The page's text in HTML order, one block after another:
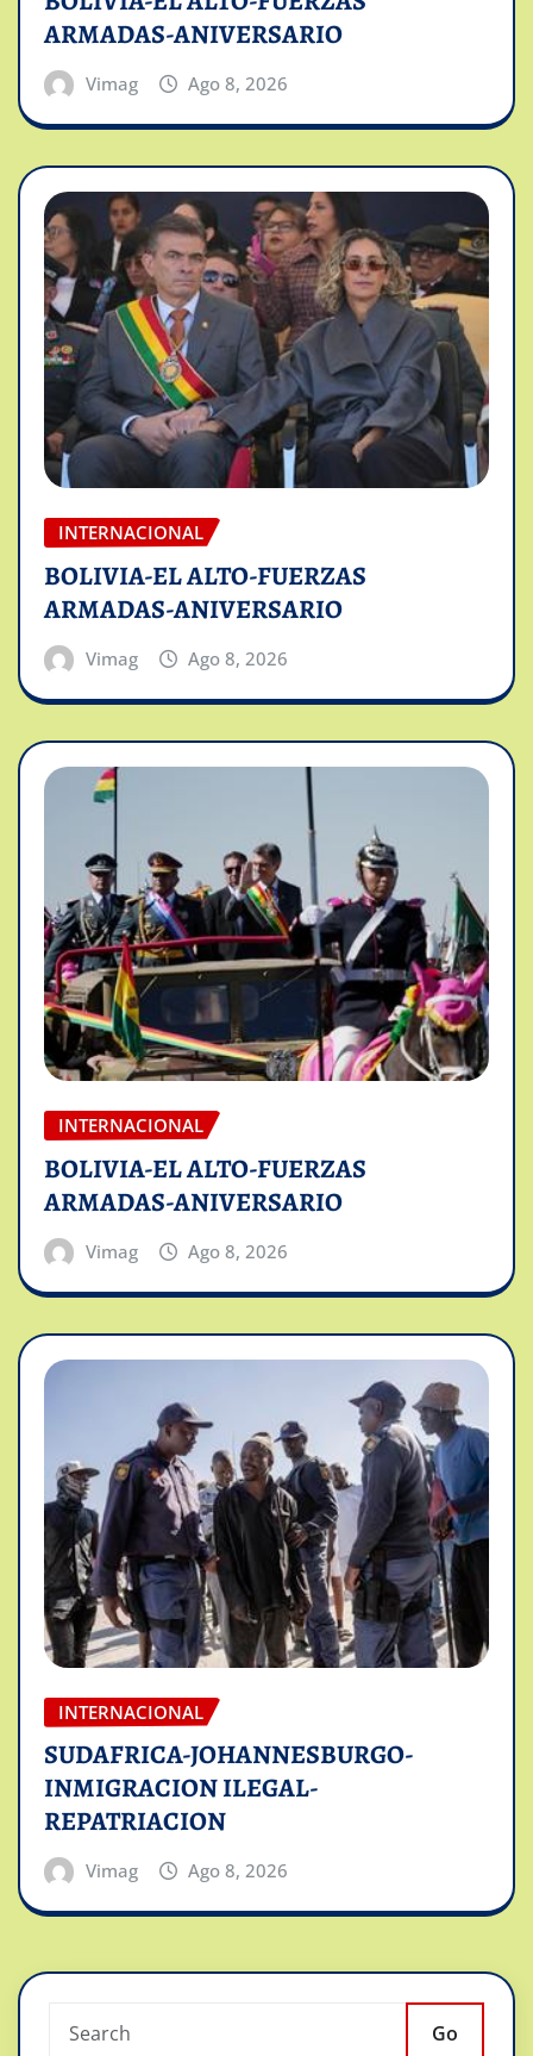
ARMADAS-ANIVERSARIO
Vimag Ago 8, 2026
INTERNACIONAL
BOLIVIA-EL ALTO-FUERZAS
ARMADAS-ANIVERSARIO
Vimag Ago 8, 2026
INTERNACIONAL
BOLIVIA-EL ALTO-FUERZAS
ARMADAS-ANIVERSARIO
Vimag Ago 8, 2026
INTERNACIONAL
SUDAFRICA-JOHANNESBURGO-
INMIGRACION ILEGAL-
REPATRIACION
Vimag Ago 8, 2026
Go